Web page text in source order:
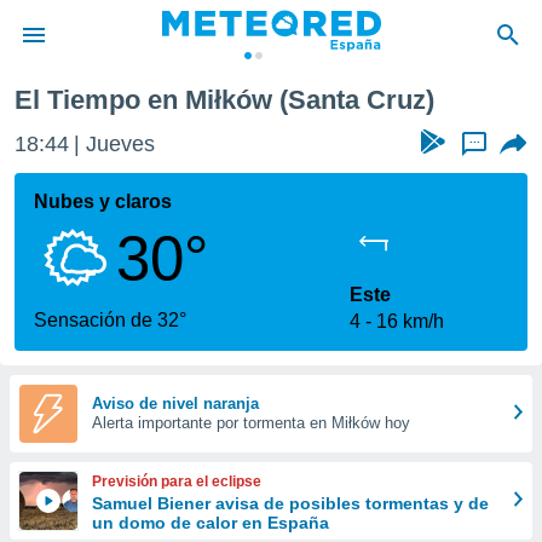
de
por
que se
calidad.
a este
las
y
forma
digital
basada
El Tiempo en Miłków (Santa Cruz)
18:45 Jueves ...
Nubes y claros
30°
Sensación de 32°
Este
4
16 km/h
Aviso de nivel naranja
Alerta importante por tormenta en Miłków hoy
Previsión para el eclipse
Samuel Biener avisa de posibles tormentas y de
un domo de calor en España